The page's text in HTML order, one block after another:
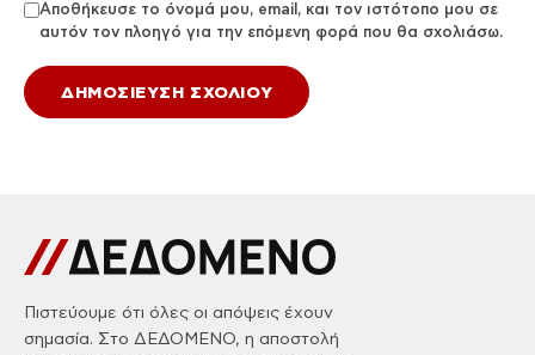
Αποθήκευσε το όνομά μου, email, και τον ιστότοπο μου σε
αυτόν τον πλοηγό για την επόμενη φορά που θα σχολιάσω.
Πιστεύουμε ότι όλες οι απόψεις έχουν
σημασία. Στο ΔΕΔΟΜΕΝΟ, η αποστολή